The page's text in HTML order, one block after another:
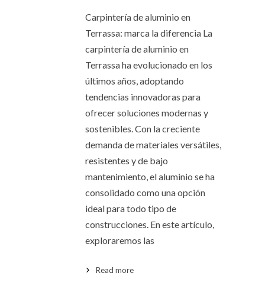
Carpintería de aluminio en
Terrassa: marca la diferencia La
carpintería de aluminio en
Terrassa ha evolucionado en los
últimos años, adoptando
tendencias innovadoras para
ofrecer soluciones modernas y
sostenibles. Con la creciente
demanda de materiales versátiles,
resistentes y de bajo
mantenimiento, el aluminio se ha
consolidado como una opción
ideal para todo tipo de
construcciones. En este artículo,
exploraremos las
Read more